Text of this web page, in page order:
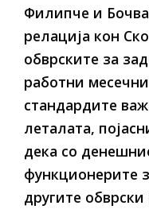
Филипче и
релација кон
обврските за
работни
стандардите
леталата,
дека со
функционерите
другите